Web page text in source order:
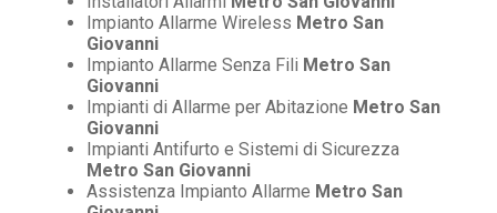
Impianto Allarme Wireless Metro San
Giovanni
Impianto Allarme Senza Fili Metro San
Giovanni
Impianti di Allarme per Abitazione Metro San
Giovanni
Impianti Antifurto e Sistemi di Sicurezza
Metro San Giovanni
Assistenza Impianto Allarme Metro San